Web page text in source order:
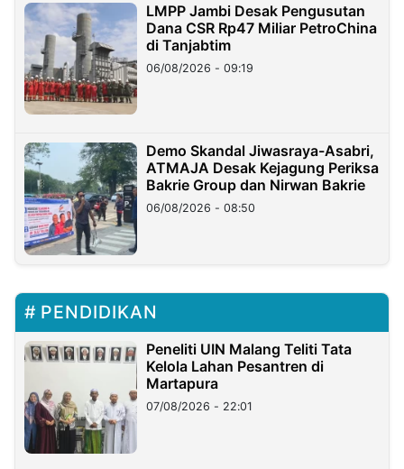
LMPP Jambi Desak Pengusutan
Dana CSR Rp47 Miliar PetroChina
di Tanjabtim
06/08/2026 - 09:19
Demo Skandal Jiwasraya-Asabri,
ATMAJA Desak Kejagung Periksa
Bakrie Group dan Nirwan Bakrie
06/08/2026 - 08:50
PENDIDIKAN
Peneliti UIN Malang Teliti Tata
Kelola Lahan Pesantren di
Martapura
07/08/2026 - 22:01